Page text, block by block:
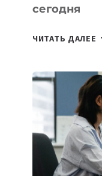
сегодня
ЧИТАТЬ ДАЛЕЕ
3